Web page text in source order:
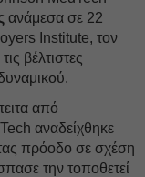
ανάμεσα σε 22
Institute, τον
βέλτιστες
από
αναδείχθηκε
πρόοδο σε σχέση
την τοποθετεί